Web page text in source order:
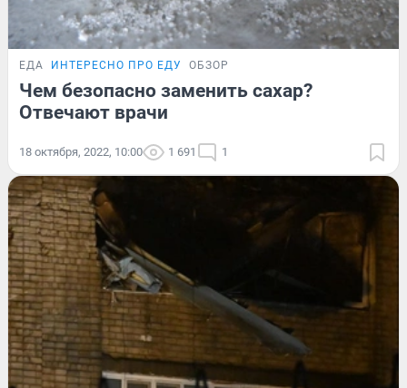
ЕДА ИНТЕРЕСНО ПРО ЕДУ ОБЗОР
Чем безопасно заменить сахар?
Отвечают врачи
18 октября, 2022, 10:00 1 691 1